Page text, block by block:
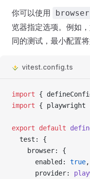
你可以使用
览器指定选项。例如
同的测试，最小配置将
vitest.config.ts
import {
import { playwright
export default
  test: {
    browser: {
      enabled:
true,
      provider: